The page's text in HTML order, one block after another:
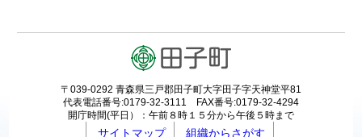
〒039-0292 青森県三戸郡田子町大字田子字天神堂平81
代表電話番号:0179-32-3111 FAX番号:0179-32-4294
開庁時間(平日）：午前８時１５分から午後５時まで
サイトマップ 組織からさがす